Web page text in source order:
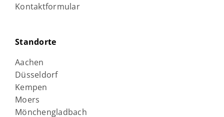
Kontaktformular
Standorte
Aachen
Düsseldorf
Kempen
Moers
Mönchengladbach